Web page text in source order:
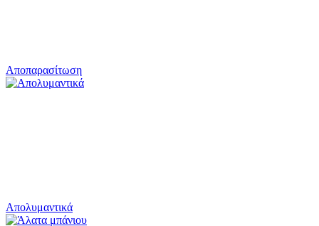
Αποπαρασίτωση
Απολυμαντικά